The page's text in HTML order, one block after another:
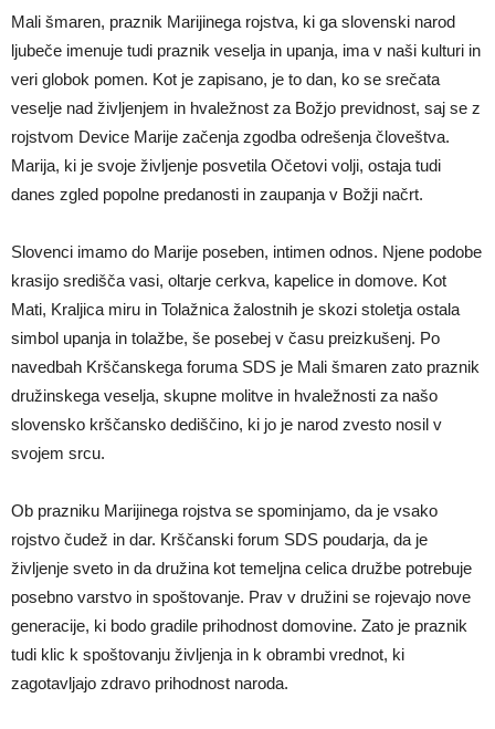
Mali šmaren, praznik Marijinega rojstva, ki ga slovenski narod
ljubeče imenuje tudi praznik veselja in upanja, ima v naši kulturi in
veri globok pomen. Kot je zapisano, je to dan, ko se srečata
veselje nad življenjem in hvaležnost za Božjo previdnost, saj se z
rojstvom Device Marije začenja zgodba odrešenja človeštva.
Marija, ki je svoje življenje posvetila Očetovi volji, ostaja tudi
danes zgled popolne predanosti in zaupanja v Božji načrt.
Slovenci imamo do Marije poseben, intimen odnos. Njene podobe
krasijo središča vasi, oltarje cerkva, kapelice in domove. Kot
Mati, Kraljica miru in Tolažnica žalostnih je skozi stoletja ostala
simbol upanja in tolažbe, še posebej v času preizkušenj. Po
navedbah Krščanskega foruma SDS je Mali šmaren zato praznik
družinskega veselja, skupne molitve in hvaležnosti za našo
slovensko krščansko dediščino, ki jo je narod zvesto nosil v
svojem srcu.
Ob prazniku Marijinega rojstva se spominjamo, da je vsako
rojstvo čudež in dar. Krščanski forum SDS poudarja, da je
življenje sveto in da družina kot temeljna celica družbe potrebuje
posebno varstvo in spoštovanje. Prav v družini se rojevajo nove
generacije, ki bodo gradile prihodnost domovine. Zato je praznik
tudi klic k spoštovanju življenja in k obrambi vrednot, ki
zagotavljajo zdravo prihodnost naroda.